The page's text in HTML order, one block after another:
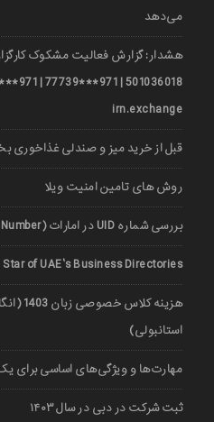
می‌دهد
هشدار: گزارش فعالیت مشکوک
irn.exchange
قبل از خرید میز و صندلی غذاخوری
روش های تامین امنیت ویلا
بررسی شماره UID در امارات (UAE Unified Number)
of UAE’s Business Directories
هزینه
استانبولی)
مهارت‌ها و ویژگی‌های اساسی برای
ثبت شرکت در دبی در سال ۱۴۰۳